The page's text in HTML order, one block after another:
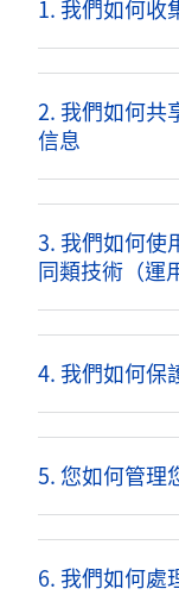
1. 我們如何收
2. 我們如何共
信息
3. 我們如何使
同類技術（運
4. 我們如何保
5. 您如何管理
6. 我們如何處